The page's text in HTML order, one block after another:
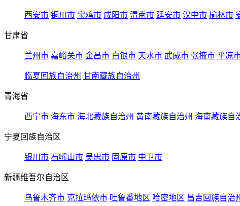
西安市 铜川市 宝鸡市 咸阳市 渭南市 延安市 汉中市 榆林市
甘肃省
兰州市 嘉峪关市 金昌市 白银市 天水市 武威市 张掖市 平凉
临夏回族自治州 甘南藏族自治州
青海省
西宁市 海东市 海北藏族自治州 黄南藏族自治州 海南藏族自
宁夏回族自治区
银川市 石嘴山市 吴忠市 固原市 中卫市
新疆维吾尔自治区
乌鲁木齐市 克拉玛依市 吐鲁番地区 哈密地区 昌吉回族自治